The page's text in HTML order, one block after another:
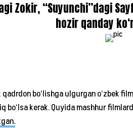
Zokir, “Suyunchi”dagi
hozir qanday
qadrdon bo‘lishga ulgurgan o‘zbek
bo‘lsa kerak. Quyida mashhur